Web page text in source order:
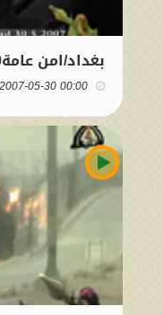
بغداد/امن عامة30-5-2007
00:00 2007-05-30